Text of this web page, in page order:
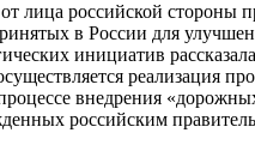
лица российской стороны
в России для
инициатив
реализация
внедрения
российским